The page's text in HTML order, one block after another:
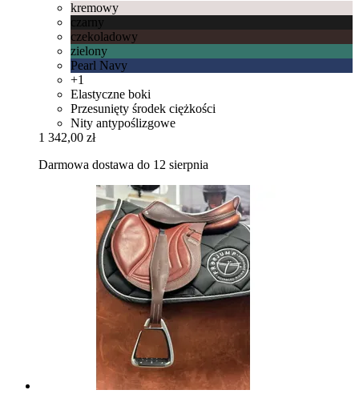
kremowy
czarny
czekoladowy
zielony
Pearl Navy
+1
Elastyczne boki
Przesunięty środek ciężkości
Nity antypoślizgowe
1 342,00 zł
Darmowa dostawa do 12 sierpnia